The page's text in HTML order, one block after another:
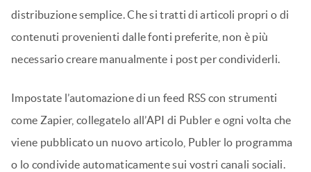
distribuzione semplice. Che si tratti di articoli propri o di
contenuti provenienti dalle fonti preferite, non è più
necessario creare manualmente i post per condividerli.
Impostate l’automazione di un feed RSS con strumenti
come Zapier, collegatelo all’API di Publer e ogni volta che
viene pubblicato un nuovo articolo, Publer lo programma
o lo condivide automaticamente sui vostri canali sociali.